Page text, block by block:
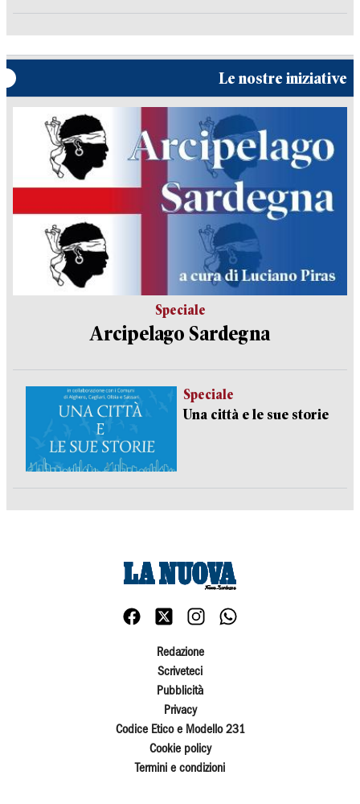
Le nostre iniziative
Speciale
Arcipelago Sardegna
Speciale
Una città e le sue storie
Redazione
Scriveteci
Pubblicità
Privacy
Codice Etico e Modello 231
Cookie policy
Termini e condizioni